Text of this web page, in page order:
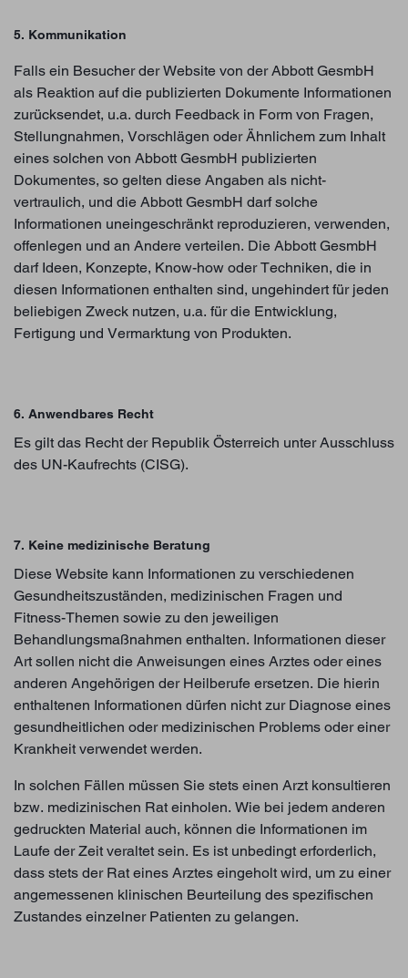
5. Kommunikation
Falls ein Besucher der Website von der Abbott GesmbH
als Reaktion auf die publizierten Dokumente Informationen
zurücksendet, u.a. durch Feedback in Form von Fragen,
Stellungnahmen, Vorschlägen oder Ähnlichem zum Inhalt
eines solchen von Abbott GesmbH publizierten
Dokumentes, so gelten diese Angaben als nicht-
vertraulich, und die Abbott GesmbH darf solche
Informationen uneingeschränkt reproduzieren, verwenden,
offenlegen und an Andere verteilen. Die Abbott GesmbH
darf Ideen, Konzepte, Know-how oder Techniken, die in
diesen Informationen enthalten sind, ungehindert für jeden
beliebigen Zweck nutzen, u.a. für die Entwicklung,
Fertigung und Vermarktung von Produkten.
6. Anwendbares Recht
Es gilt das Recht der Republik Österreich unter Ausschluss
des UN-Kaufrechts (CISG).
7. Keine medizinische Beratung
Diese Website kann Informationen zu verschiedenen
Gesundheitszuständen, medizinischen Fragen und
Fitness-Themen sowie zu den jeweiligen
Behandlungsmaßnahmen enthalten. Informationen dieser
Art sollen nicht die Anweisungen eines Arztes oder eines
anderen Angehörigen der Heilberufe ersetzen. Die hierin
enthaltenen Informationen dürfen nicht zur Diagnose eines
gesundheitlichen oder medizinischen Problems oder einer
Krankheit verwendet werden.
In solchen Fällen müssen Sie stets einen Arzt konsultieren
bzw. medizinischen Rat einholen. Wie bei jedem anderen
gedruckten Material auch, können die Informationen im
Laufe der Zeit veraltet sein. Es ist unbedingt erforderlich,
dass stets der Rat eines Arztes eingeholt wird, um zu einer
angemessenen klinischen Beurteilung des spezifischen
Zustandes einzelner Patienten zu gelangen.